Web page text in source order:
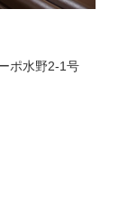
根本改善する
底解消する秘
で、あなたの
キリ体質改善
ポ水野2-1号